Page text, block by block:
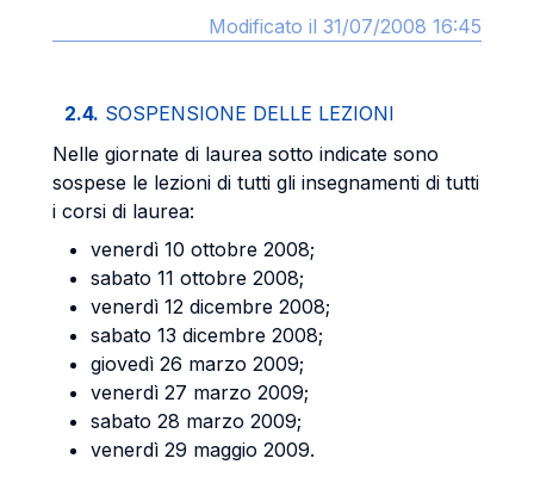
Modificato il 31/07/2008 16:45
2.4. SOSPENSIONE DELLE LEZIONI
Nelle giornate di laurea sotto indicate sono
sospese le lezioni di tutti gli insegnamenti di tutti
i corsi di laurea:
venerdì 10 ottobre 2008;
sabato 11 ottobre 2008;
venerdì 12 dicembre 2008;
sabato 13 dicembre 2008;
giovedì 26 marzo 2009;
venerdì 27 marzo 2009;
sabato 28 marzo 2009;
venerdì 29 maggio 2009.